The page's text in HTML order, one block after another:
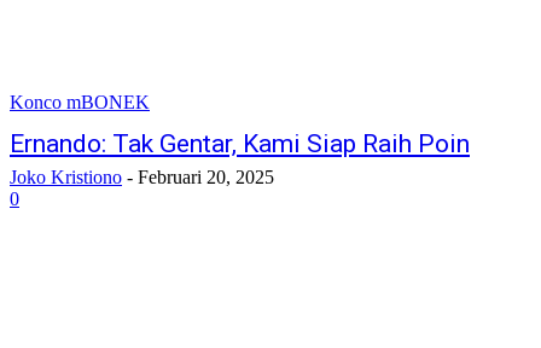
Konco mBONEK
Ernando: Tak Gentar, Kami Siap Raih Poin
Joko Kristiono - Februari 20, 2025
0